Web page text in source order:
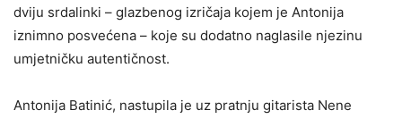
dviju srdalinki – glazbenog izričaja kojem je Antonija
iznimno posvećena – koje su dodatno naglasile njezinu
umjetničku autentičnost.
Antonija Batinić, nastupila je uz pratnju gitarista Nene